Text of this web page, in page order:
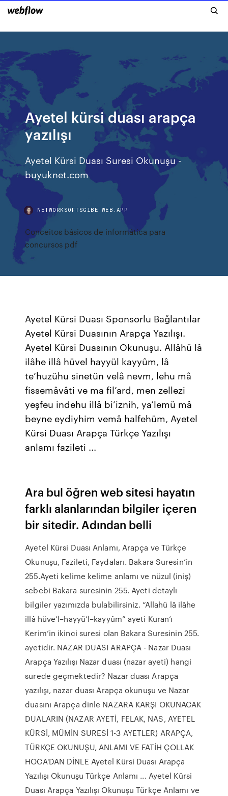
Ayetel kürsi duası arapça
yazılışı
Ayetel Kürsi Duası Suresi Okunuşu -
buyuknet.com
NETWORKSOFTSGIBE.WEB.APP
Conceitos básicos de informática para
concursos pdf
Ayetel Kürsi Duası Sponsorlu Bağlantılar
Ayetel Kürsi Duasının Arapça Yazılışı.
Ayetel Kürsi Duasının Okunuşu. Allâhü lâ
ilâhe illâ hüvel hayyül kayyûm, lâ
te’huzühu sinetün velâ nevm, lehu mâ
fissemâvâti ve ma fil’ard, men zellezi
yeşfeu indehu illâ bi’iznih, ya’lemü mâ
beyne eydiyhim vemâ halfehüm, Ayetel
Kürsi Duası Arapça Türkçe Yazılışı
anlamı fazileti ...
Ara bul öğren web sitesi hayatın
farklı alanlarından bilgiler içeren
bir sitedir. Adından belli
Ayetel Kürsi Duası Anlamı, Arapça ve Türkçe
Okunuşu, Fazileti, Faydaları. Bakara Suresin’in
255.Ayeti kelime kelime anlamı ve nüzul (iniş)
sebebi Bakara suresinin 255. Ayeti detaylı
bilgiler yazımızda bulabilirsiniz. “Allahü lâ ilâhe
illâ hüve’l–hayyü’l–kayyûm” ayeti Kuran’ı
Kerim’in ikinci suresi olan Bakara Suresinin 255.
ayetidir. NAZAR DUASI ARAPÇA - Nazar Duası
Arapça Yazılışı Nazar duası (nazar ayeti) hangi
surede geçmektedir? Nazar duası Arapça
yazılışı, nazar duası Arapça okunuşu ve Nazar
duasını Arapça dinle NAZARA KARŞI OKUNACAK
DUALARIN (NAZAR AYETİ, FELAK, NAS, AYETEL
KÜRSİ, MÜMİN SURESİ 1-3 AYETLER) ARAPÇA,
TÜRKÇE OKUNUŞU, ANLAMI VE FATİH ÇOLLAK
HOCA'DAN DİNLE Ayetel Kürsi Duası Arapça
Yazılışı Okunuşu Türkçe Anlamı ... Ayetel Kürsi
Duası Arapça Yazılışı Okunuşu Türkçe Anlamı ve